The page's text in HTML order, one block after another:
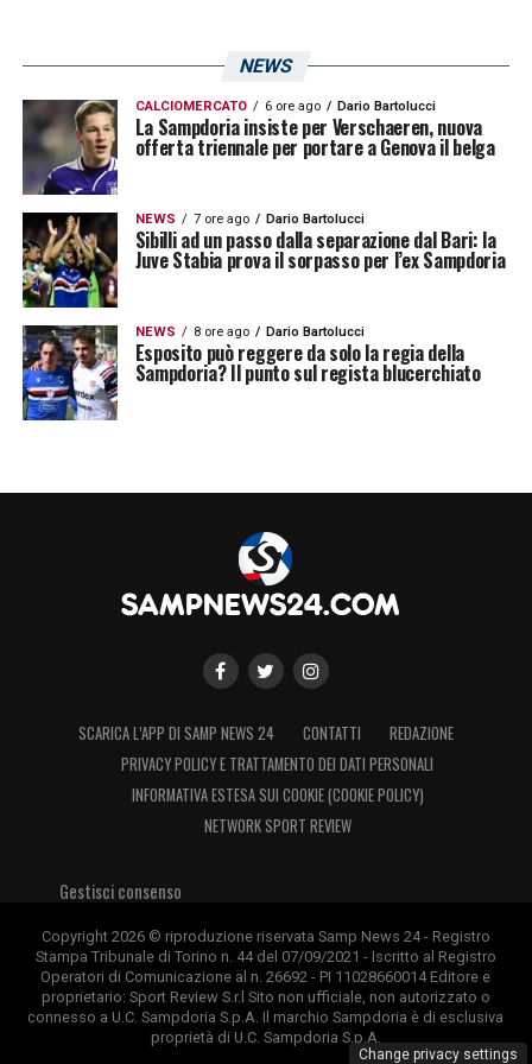
NEWS
CALCIOMERCATO 6 ore ago Dario Bartolucci
La Sampdoria insiste per Verschaeren, nuova
offerta triennale per portare a Genova il belga
NEWS 7 ore ago Dario Bartolucci
Sibilli ad un passo dalla separazione dal Bari: la
Juve Stabia prova il sorpasso per l’ex Sampdoria
NEWS 8 ore ago Dario Bartolucci
Esposito può reggere da solo la regia della
Sampdoria? Il punto sul regista blucerchiato
SCARICA L’APP DI SAMP NEWS 24 CONTATTI
REDAZIONE
PRIVACY POLICY E TRATTAMENTO DEI DATI PERSONALI
INFORMATIVA ESTESA SUI COOKIE (COOKIE POLICY)
NETWORK SPORT REVIEW
Gestisci consenso
Copyright 2026 © riproduzione riservata Samp News 24 - Registro
Stampa Tribunale di Torino n. 44 del 07/09/2021 - Iscritto al Registro
Operatori di Comunicazione al n. 26692 - PI 11028660014 Editore e
proprietario: Sport Review S.r.l Sito non ufficiale, non autorizzato o
connesso a U.C. Sampdoria S.p.A. Il marchio Sampdoria è di esclusiva
proprietà di U.C. Sampdoria S.p.A.
Change privacy settings